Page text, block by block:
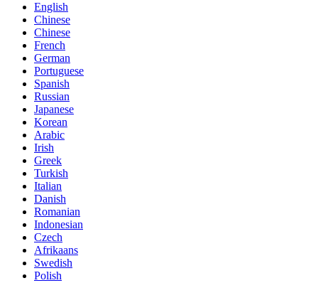
English
Chinese
Chinese
French
German
Portuguese
Spanish
Russian
Japanese
Korean
Arabic
Irish
Greek
Turkish
Italian
Danish
Romanian
Indonesian
Czech
Afrikaans
Swedish
Polish